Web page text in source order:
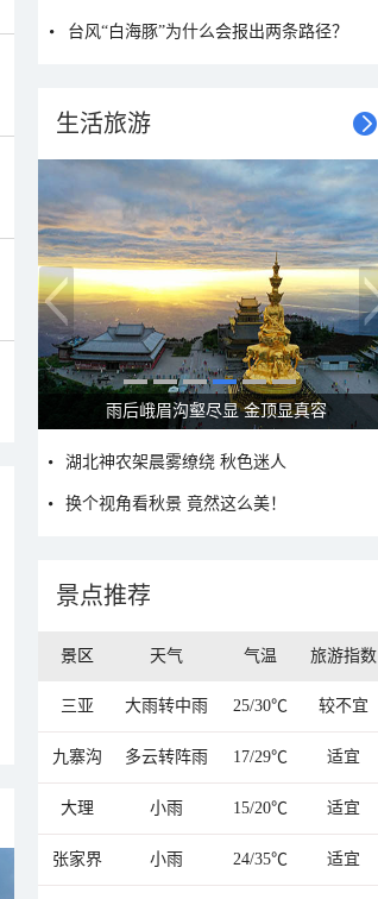
台风“白海豚”为什么会报出两条路径？
生活旅游
秋意浓 蓝天映衬下的哈尔滨伏尔加庄园
湖北神农架晨雾缭绕 秋色迷人
换个视角看秋景 竟然这么美！
景点推荐
景区 天气 气温 旅游指数
三亚 大雨转中雨 25/30℃ 较不宜
九寨沟 多云转阵雨 17/29℃ 适宜
大理 小雨 15/20℃ 适宜
张家界 小雨 24/35℃ 适宜